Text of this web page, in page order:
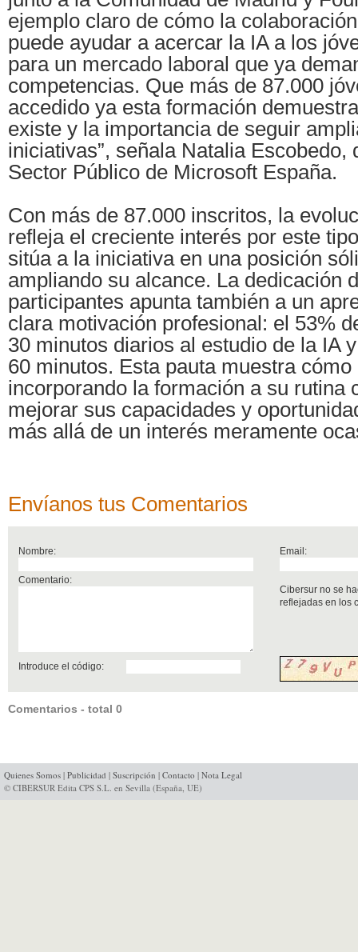
ejemplo claro de cómo la
puede ayudar a acercar la IA a los
para un mercado laboral que ya
competencias. Que más de 87.000
accedido ya esta formación
existe y la importancia de seguir
iniciativas”, señala Natalia Escobedo,
Sector Público de Microsoft España.
Con más de 87.000 inscritos, la
refleja el creciente interés por este
sitúa a la iniciativa en una posición
ampliando su alcance. La dedicación
participantes apunta también a un
clara motivación profesional: el 53%
30 minutos diarios al estudio de la IA
60 minutos. Esta pauta muestra
incorporando la formación a su rutina
mejorar sus capacidades y
más allá de un interés meramente
Envíanos tus Comentarios
Nombre: Email:
Comentario:
Cibersur no se
reflejadas en los
Introduce el código:
Comentarios - total 0
Quienes Somos | Publicidad | Suscripción | Contacto | Nota Legal
© CIBERSUR Edita CPS S.L. en Sevilla (España, UE)